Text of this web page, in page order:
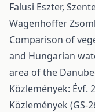
Falusi Eszter,
Wagenhoffer
Comparison of
and Hungarian
area of the
Közlemények: Évf.
Közlemények (GS-